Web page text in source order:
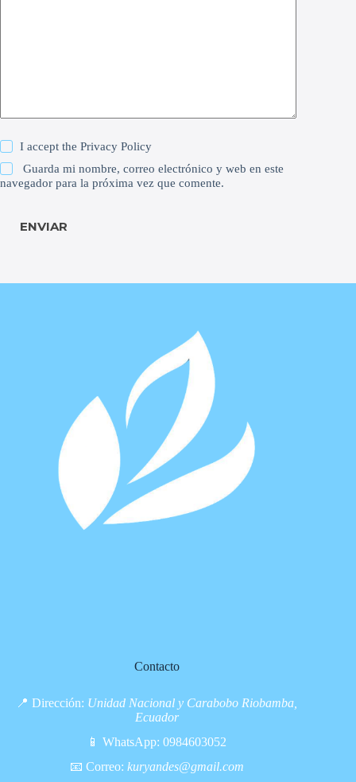
I accept thePrivacy Policy
Guarda mi nombre, correo electrónico y web en este
navegador para la próxima vez que comente.
ENVIAR
Contacto
📍 Dirección: Unidad Nacional y Carabobo Riobamba,
Ecuador
📱 WhatsApp:0984603052
📧 Correo: kuryandes@gmail.com